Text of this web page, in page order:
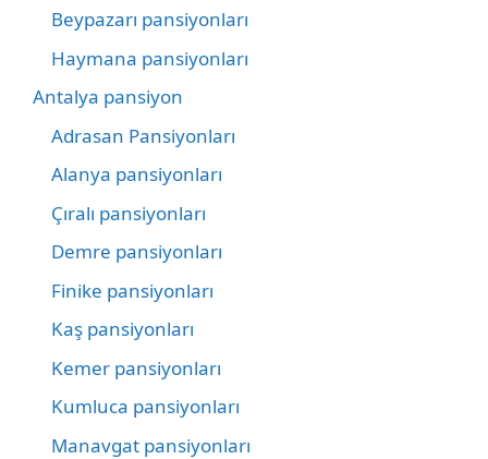
Beypazarı pansiyonları
Haymana pansiyonları
Antalya pansiyon
Adrasan Pansiyonları
Alanya pansiyonları
Çıralı pansiyonları
Demre pansiyonları
Finike pansiyonları
Kaş pansiyonları
Kemer pansiyonları
Kumluca pansiyonları
Manavgat pansiyonları